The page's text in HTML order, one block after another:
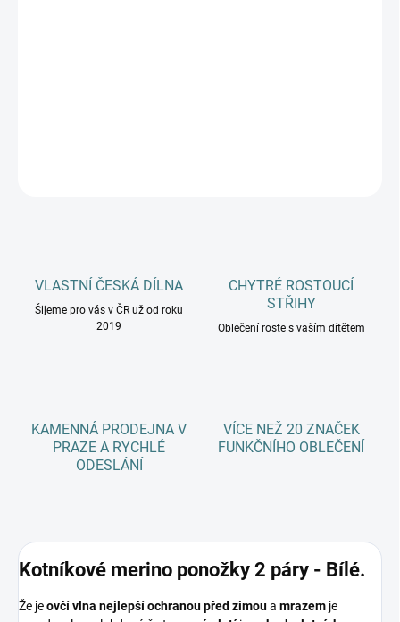
VLASTNÍ ČESKÁ DÍLNA
Šijeme pro vás v ČR už od roku
2019
CHYTRÉ ROSTOUCÍ
STŘIHY
Oblečení roste s vaším dítětem
KAMENNÁ PRODEJNA V
PRAZE A RYCHLÉ
ODESLÁNÍ
VÍCE NEŽ 20 ZNAČEK
FUNKČNÍHO OBLEČENÍ
Kotníkové merino ponožky 2 páry - Bílé.
Že jeovčí vlna nejlepší ochranou před zimoua mrazem je